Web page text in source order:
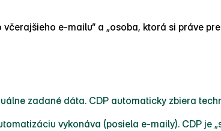
e‑mailu“ a „osoba, ktorá si práve
zadané dáta. CDP automaticky zbiera
vykonáva (posiela e‑maily). CDP je